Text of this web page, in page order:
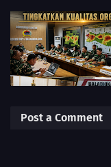
Post a Comment